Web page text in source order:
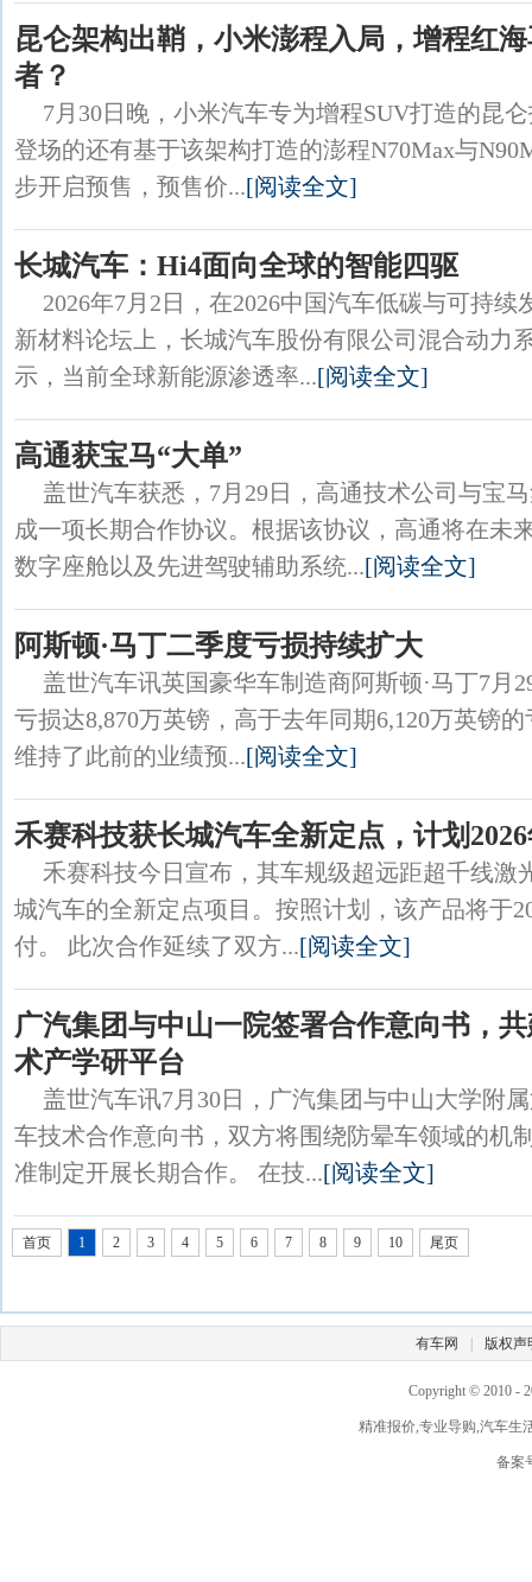
昆仑架构出鞘，小米澎程入局，增程红
者？
7月30日晚，小米汽车专为增程SUV打造的昆
登场的还有基于该架构打造的澎程N70Max与
步开启预售，预售价...[阅读全文]
长城汽车：Hi4面向全球的智能四驱
2026年7月2日，在2026中国汽车低碳与可持
新材料论坛上，长城汽车股份有限公司混合动力
示，当前全球新能源渗透率...[阅读全文]
高通获宝马“大单”
盖世汽车获悉，7月29日，高通技术公司与宝
成一项长期合作协议。根据该协议，高通将在未
数字座舱以及先进驾驶辅助系统...[阅读全文]
阿斯顿·马丁二季度亏损持续扩大
盖世汽车讯英国豪华车制造商阿斯顿·马丁7月
亏损达8,870万英镑，高于去年同期6,120万英镑
维持了此前的业绩预...[阅读全文]
禾赛科技获长城汽车全新定点，计划
禾赛科技今日宣布，其车规级超远距超千线激
城汽车的全新定点项目。按照计划，该产品将于
付。 此次合作延续了双方...[阅读全文]
广汽集团与中山一院签署合作意向书，
术产学研平台
盖世汽车讯7月30日，广汽集团与中山大学附
车技术合作意向书，双方将围绕防晕车领域的机
准制定开展长期合作。 在技...[阅读全文]
首页 1 2 3 4 5 6 7 8 9 10 尾页
有车网 版权声
Copyright © 2010 -
精准报价,专业导购,汽车生
备案